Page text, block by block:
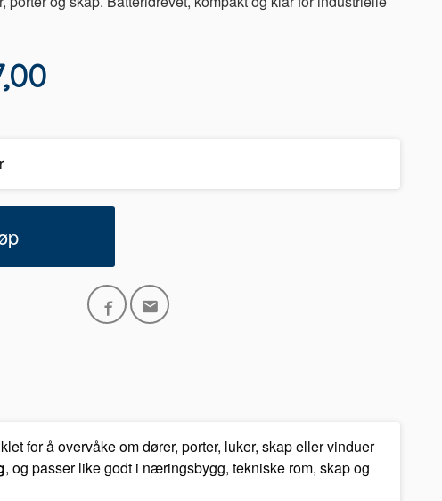
for å overvåke om dører, porter, luker, skap eller vinduer
, og passer like godt i næringsbygg, tekniske rom, skap og